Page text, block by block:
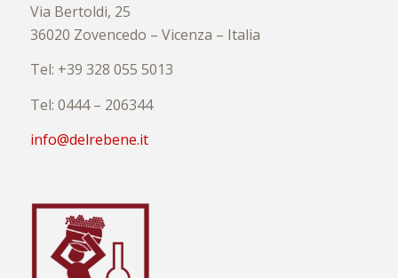
Via Bertoldi, 25
36020 Zovencedo – Vicenza – Italia
Tel: +39 328 055 5013
Tel: 0444 – 206344
info@delrebene.it